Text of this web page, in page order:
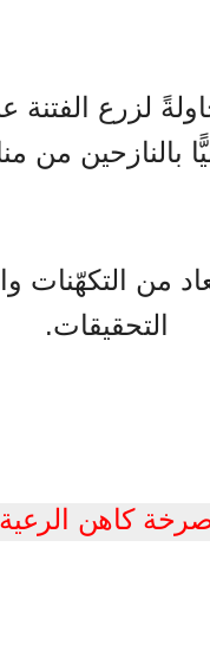
لزرع الفتنة
بالنازحين
من التكهّنات
التحقيقات.
كاهن الرعية